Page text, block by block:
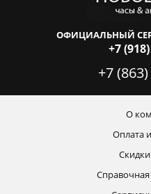
ОФИЦИАЛЬНЫЙ
+7
+7
О
Оплата